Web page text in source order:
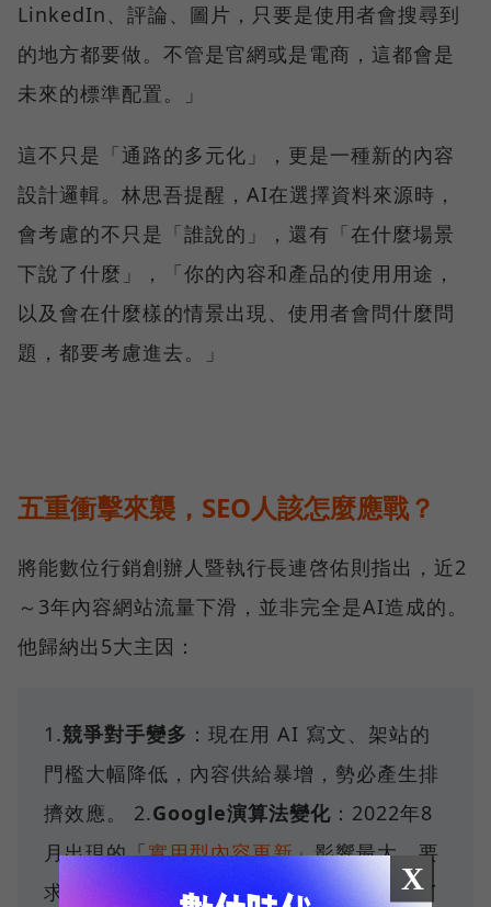
LinkedIn、評論、圖片，只要是使用者會搜尋到
的地方都要做。不管是官網或是電商，這都會是
未來的標準配置。」
這不只是「通路的多元化」，更是一種新的內容
設計邏輯。林思吾提醒，AI在選擇資料來源時，
會考慮的不只是「誰說的」，還有「在什麼場景
下說了什麼」，「你的內容和產品的使用用途，
以及會在什麼樣的情景出現、使用者會問什麼問
題，都要考慮進去。」
五重衝擊來襲，SEO人該怎麼應戰？
將能數位行銷創辦人暨執行長連啓佑則指出，近2
～3年內容網站流量下滑，並非完全是AI造成的。
他歸納出5大主因：
1.競爭對手變多 ：現在用 AI 寫文、架站的
門檻大幅降低，內容供給暴增，勢必產生排
擠效應。 2.Google演算法變化 ：2022年8
月出現的「實用型內容更新」影響最大，要
求內容供應商提供的內容要實用、避免為了
X